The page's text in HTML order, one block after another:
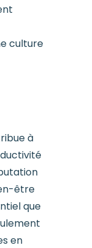
culture
à
être
que
en